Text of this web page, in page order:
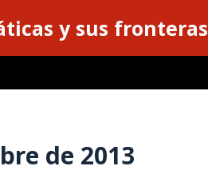
y sus fronteras
de 2013